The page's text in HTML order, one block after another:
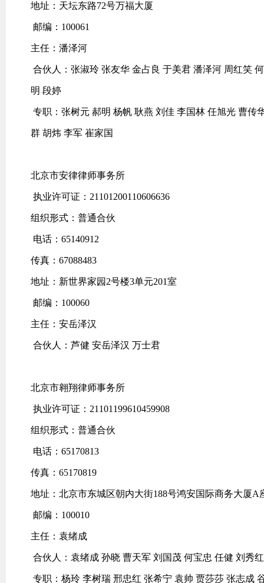
地址：天坛东路72号万福大厦
邮编：100061
主任：潘泽河
合伙人：张淑玲 张友华 金占良 于美君 潘泽河 周红笑
明 段婷
专职：张树元 郝明 杨帆 耿燕 刘佳 李国林 任旭光 曹传
群 胡炜 李军 崔家国
北京市安律律师事务所
执业许可证：21101200110606636
组织形式：普通合伙
电话：65140912
传真：67088483
地址：新世界家园2号楼3单元201室
邮编：100060
主任：安岳泽汉
合伙人：芦健 安岳泽汉 万士君
北京市翱翔律师事务所
执业许可证：21101199610459908
组织形式：普通合伙
电话：65170813
传真：65170819
地址：北京市东城区朝内大街188号鸿安国际商务大厦A
邮编：100010
主任：袁绪成
合伙人：袁绪成 孙晓 曹天军 刘国茂 何宝忠 任健 刘秀
专职：杨玲 李树瑞 邢忠红 张希宁 袁帅 贾莎莎 张志成